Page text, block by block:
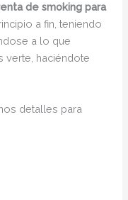
de smoking para
a fin, teniendo
a lo que
verte, haciéndote
detalles para